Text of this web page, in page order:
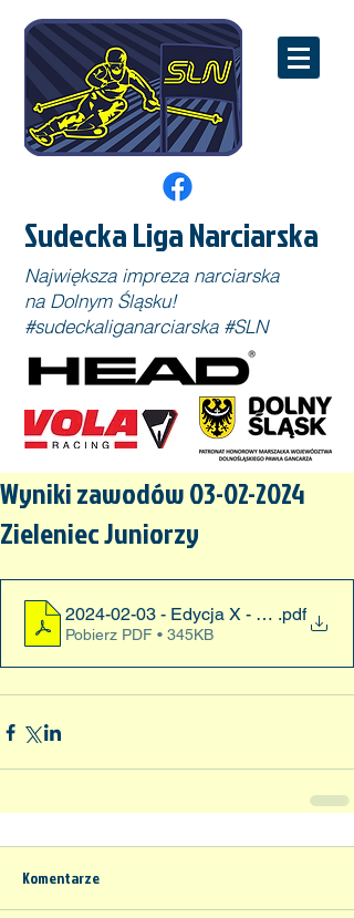
Sudecka Liga Narciarska
Największa impreza narciarska
na Dolnym Śląsku!
#sudeckaliganarciarska #SLN
Wyniki zawodów 03-02-2024
Zieleniec Juniorzy
2024-02-03 - Edycja X - Zawody III
.pdf
Pobierz PDF • 345KB
Komentarze